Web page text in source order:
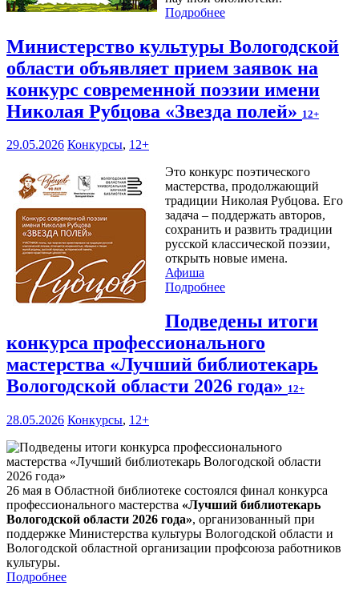
Подробнее
Министерство культуры Вологодской
области объявляет прием заявок на
конкурс современной поэзии имени
Николая Рубцова «Звезда полей» 12+
29.05.2026 Конкурсы, 12+
Это конкурс поэтического
мастерства, продолжающий
традиции Николая Рубцова. Его
задача – поддержать авторов,
сохранить и развить традиции
русской классической поэзии,
открыть новые имена.
Афиша
Подробнее
Подведены итоги
конкурса профессионального
мастерства «Лучший библиотекарь
Вологодской области 2026 года» 12+
28.05.2026 Конкурсы, 12+
26 мая в Областной библиотеке состоялся финал конкурса
профессионального мастерства «Лучший библиотекарь
Вологодской области 2026 года», организованный при
поддержке Министерства культуры Вологодской области и
Вологодской областной организации профсоюза работников
культуры.
Подробнее